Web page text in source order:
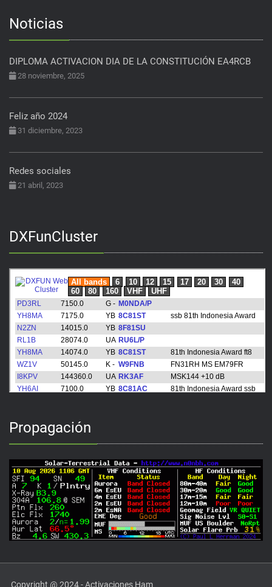
Noticias
DIPLOMA ACTIVACION DIA DE LA CONSTITUCIÓN EA4RCB
28 noviembre, 2025
Feliz año 2024
31 diciembre, 2023
Redes sociales
21 abril, 2023
DXFunCluster
Propagación
Copyright @ 2024 - Activaciones Ham